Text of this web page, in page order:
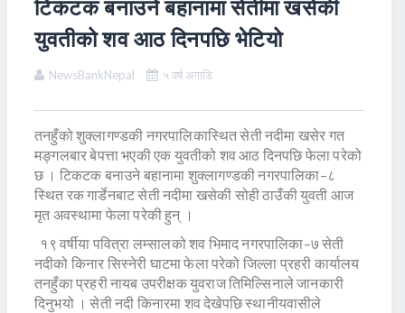
टिकटक बनाउने बहानामा सेतीमा खसेकी
युवतीको शव आठ दिनपछि भेटियो
NewsBankNepal ५ वर्ष अगाडि
तनहुँको शुक्लागण्डकी नगरपालिकास्थित सेती नदीमा खसेर गत
मङ्गलबार बेपत्ता भएकी एक युवतीको शव आठ दिनपछि फेला परेको
छ । टिकटक बनाउने बहानामा शुक्लागण्डकी नगरपालिका–८
स्थित रक गार्डेनबाट सेती नदीमा खसेकी सोही ठाउँकी युवती आज
मृत अवस्थामा फेला परेकी हुन् ।
१९ वर्षीया पवित्रा लम्सालको शव भिमाद नगरपालिका–७ सेती
नदीको किनार सिस्नेरी घाटमा फेला परेको जिल्ला प्रहरी कार्यालय
तनहुँका प्रहरी नायब उपरीक्षक युवराज तिमिल्सिनाले जानकारी
दिनुभयो । सेती नदी किनारमा शव देखेपछि स्थानीयवासीले